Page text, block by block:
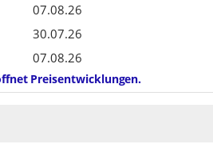
07.08.26
30.07.26
07.08.26
Preisentwicklungen.